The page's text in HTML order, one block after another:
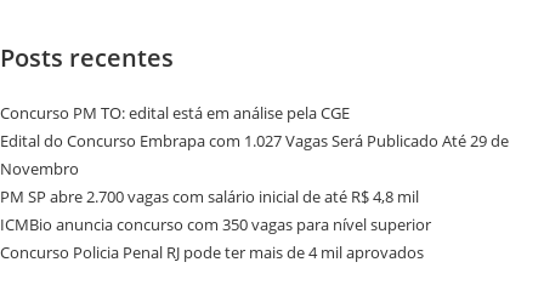
Posts recentes
Concurso PM TO: edital está em análise pela CGE
Edital do Concurso Embrapa com 1.027 Vagas Será Publicado Até 29 de
Novembro
PM SP abre 2.700 vagas com salário inicial de até R$ 4,8 mil
ICMBio anuncia concurso com 350 vagas para nível superior
Concurso Policia Penal RJ pode ter mais de 4 mil aprovados